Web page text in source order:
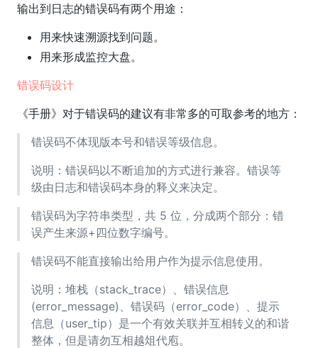
输出到日志的错误码有两个用途：
用来快速溯源找到问题。
用来形成监控大盘。
错误码设计
《手册》对于错误码的建议有非常多的可取参考的地方：
错误码不体现版本号和错误等级信息。
说明：错误码以不断追加的方式进行兼容。错误等
级由日志和错误码本身的释义来决定。
错误码为字符串类型，共 5 位，分成两个部分：错
误产生来源+四位数字编号。
错误码不能直接输出给用户作为提示信息使用。
说明：堆栈（stack_trace）、错误信息
(error_message)、错误码（error_code）、提示
信息（user_tip）是一个有效关联并互相转义的和谐
整体，但是请勿互相越俎代庖。